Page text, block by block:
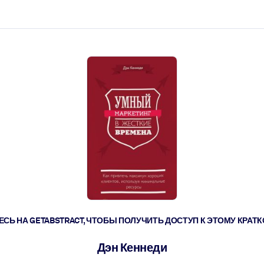
НА GETABSTRACT, ЧТОБЫ ПОЛУЧИТЬ ДОСТУП К ЭТОМУ
Дэн Кеннеди